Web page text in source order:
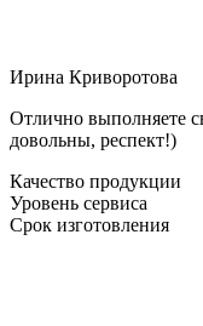
Ирина Криворотова
Отлично выполняете
довольны, респект!)
Качество продукции
Уровень сервиса
Срок изготовления